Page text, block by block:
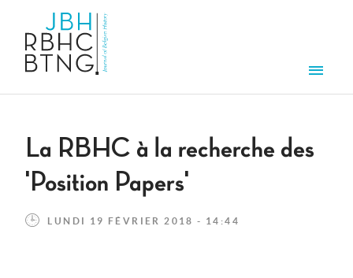
La RBHC à la recherche des
'Position Papers'
LUNDI 19 FÉVRIER 2018 - 14:44